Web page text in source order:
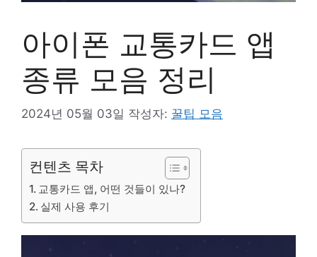
아이폰 교통카드 앱
종류 모음 정리
2024년 05월 03일 작성자: 꿀팁 모음
컨텐츠 목차
교통카드 앱, 어떤 것들이 있나?
실제 사용 후기